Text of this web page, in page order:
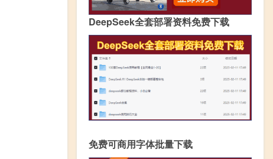
DeepSeek全套部署资料免费下载
免费可商用字体批量下载